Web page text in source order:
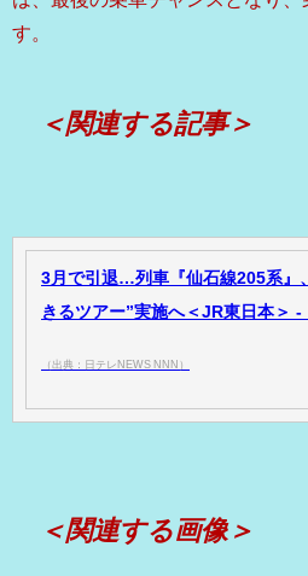
す。
＜関連する記事＞
3月で引退…列車『仙石線205系』
きるツアー”実施へ＜JR東日本＞ -
（出典：日テレNEWS NNN）
＜関連する画像＞